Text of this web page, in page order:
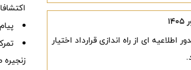
ای از راه اندازی قرارداد اختیار